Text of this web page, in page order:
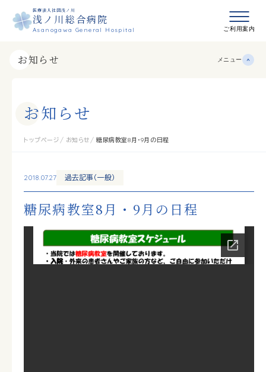
メニュ
ご利用案内
医療法人社団浅ノ川
浅ノ川総合病院
Asanogawa General Hospital
お知らせ メニュー
お知 らせ
トップページ お知らせ 糖尿病教室8月・9月の日程
2018.07.27 過去記事（一般）
糖尿病教室8月・9月の日程